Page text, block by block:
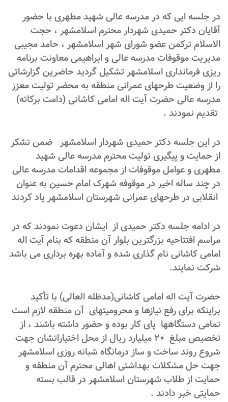
در جلسه ایی که در مدرسه عالی شهید مطهری با حضور
آقایان دکتر حمیدی شهردار محترم اسلامشهر ، حجت
الاسلام ترکمن عضو شورای شهر اسلامشهر ، حامد مجیبی
مدیریت موقوفات مدرسه عالی و ابراهیمی معاونت برنامه
ریزی فرمانداری اسلامشهر تشکیل گردید حاضرین گزارشاتی
را از وضعیت طرحهای عمرانی منطقه به محضر تولیت معزز
مدرسه عالی حضرت آیت اله امامی کاشانی (دامت برکاته)
تقدیم نمودند .
در این جلسه دکتر حمیدی شهردار اسلامشهر ضمن تشکر
از حمایت و پیگیری تولیت محترم مدرسه عالی شهید
مطهری و عوامل موقوفات از مجموعه اقدامات مدرسه عالی
در چند ساله اخیر در موقوفه شهرک امام حسین به عنوان
انقلابی در طرحهای عمرانی شهرستان اسلامشهر یاد کردند
در ادامه جلسه دکتر حمیدی از ایشان دعوت نمودند که در
مراسم افتتاحیه بزرگترین بلوار آن منطقه که بنام آیت اله
امامی کاشانی نام گذاری شده و آماده بهره برداری می باشد
شرکت نمایند.
حضرت آیت اله امامی کاشانی(مدظله العالی) با تأکید
براینکه برای رفع نیازها و محرومیتهای آن منطقه لازم است
تمامی دستگاهها پای کار بوده و حضور داشته باشند ، از
تخصیص مبلغ ۲۰ میلیارد ریال از محل اختیاراتشان جهت
شروع روند ساخت و ساز درمانگاه شبانه روزی اسلامشهر
جهت حل مشکلات بهداشتی اهالی محترم آن منطقه و
حمایت از طلاب شهرستان اسلامشهر در قالب بسته
حمایتی خبر دادند .